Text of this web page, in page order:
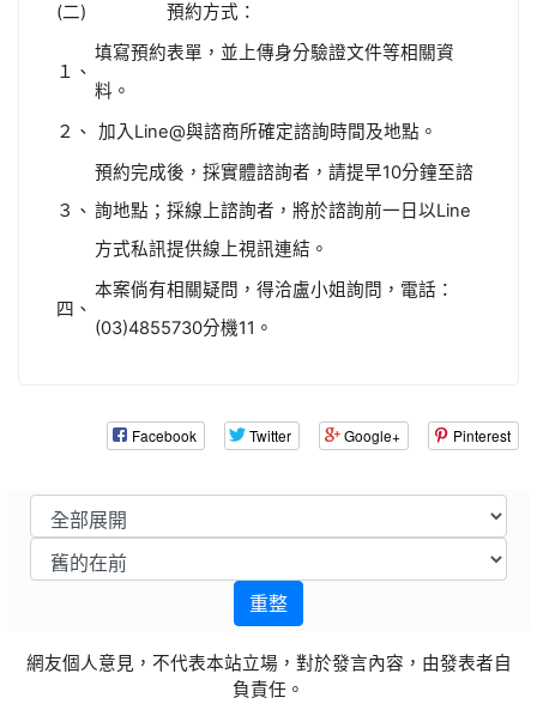
(二)
預約方式：
１、
填寫預約表單，並上傳身分驗證文件等相關資
料。
２、 加入Line@與諮商所確定諮詢時間及地點。
３、
預約完成後，採實體諮詢者，請提早10分鐘至諮
詢地點；採線上諮詢者，將於諮詢前一日以Line
方式私訊提供線上視訊連結。
四、
本案倘有相關疑問，得洽盧小姐詢問，電話：
(03)4855730分機11。
Facebook Twitter Google+ Pinterest
重整
網友個人意見，不代表本站立場，對於發言內容，由發表者自
負責任。